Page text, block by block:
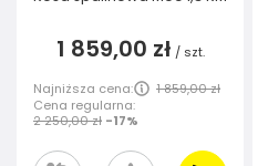
1 859,00 zł / szt.
Najniższa cena:
1 859,00 zł
Cena regularna:
2 250,00 zł -17%